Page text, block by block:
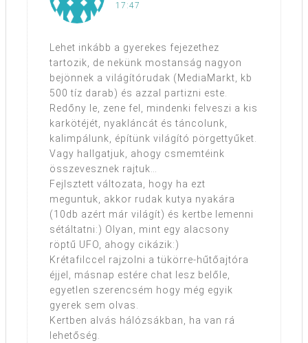
17:47
Lehet inkább a gyerekes fejezethez
tartozik, de nekünk mostanság nagyon
bejönnek a világítórudak (MediaMarkt, kb
500 tíz darab) és azzal partizni este.
Redőny le, zene fel, mindenki felveszi a kis
karkötéjét, nyakláncát és táncolunk,
kalimpálunk, építünk világító pörgettyűket.
Vagy hallgatjuk, ahogy csmemtéink
összevesznek rajtuk…
Fejlsztett változata, hogy ha ezt
meguntuk, akkor rudak kutya nyakára
(10db azért már világít) és kertbe lemenni
sétáltatni:) Olyan, mint egy alacsony
röptű UFO, ahogy cikázik:)
Krétafilccel rajzolni a tükörre-hűtőajtóra
éjjel, másnap estére chat lesz belőle,
egyetlen szerencsém hogy még egyik
gyerek sem olvas.
Kertben alvás hálózsákban, ha van rá
lehetőség.